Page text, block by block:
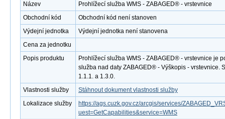
Název
Prohlížecí služba WMS - ZABAGED® - vrstevnice
Obchodní kód
Obchodní kód není stanoven
Výdejní jednotka
Výdejní jednotka není stanovena
Cena za jednotku
Popis produktu
Prohlížecí služba WMS - ZABAGED® - vrstevnice je
služba nad daty ZABAGED® - Výškopis - vrstevnice.
1.1.1. a 1.3.0.
Vlastnosti služby
Stáhnout dokument vlastnosti služby
Lokalizace služby
https://ags.cuzk.gov.cz/arcgis/services/
uest=GetCapabilities&service=WMS